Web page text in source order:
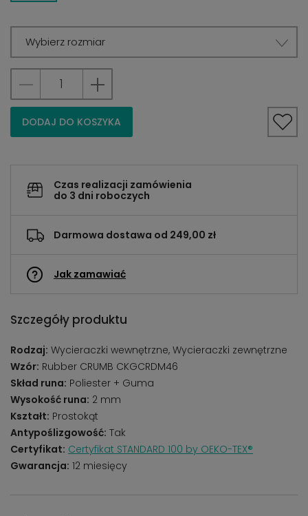
Wybierz rozmiar
DODAJ DO KOSZYKA
Czas realizacji zamówienia
do 3 dni roboczych
Darmowa dostawa od 249,00 zł
Jak zamawiać
Szczegóły produktu
Rodzaj: Wycieraczki wewnętrzne, Wycieraczki zewnętrzne
Wzór: Rubber CRUMB CKGCRDM46
Skład runa: Poliester + Guma
Wysokość runa: 2 mm
Kształt: Prostokąt
Antypoślizgowość: Tak
Certyfikat: Certyfikat STANDARD 100 by OEKO-TEX®
Gwarancja: 12 miesięcy